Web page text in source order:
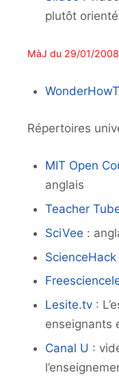
plutôt
MàJ du 29/01/2008
Répertoires
MIT Open
anglais
Teacher
SciVee :
ScienceHack
Lesite.tv:
enseignants
Canal U :